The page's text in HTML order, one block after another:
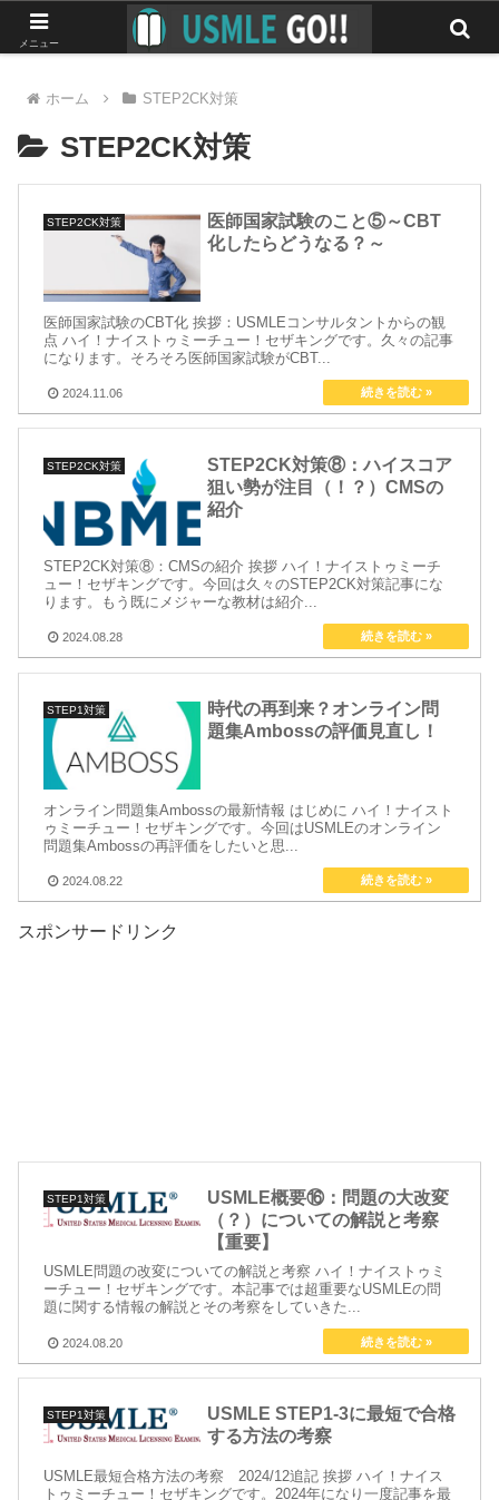
みんなで作る最強のUSMLEマニュアル
ホーム STEP2CK対策
STEP2CK対策
STEP2CK対策
医師国家試験のこと⑤～CBT
化したらどうなる？～
医師国家試験のCBT化 挨拶：USMLEコンサルタントからの観
点 ハイ！ナイストゥミーチュー！セザキングです。久々の記事
になります。そろそろ医師国家試験がCBT...
2024.11.06
STEP2CK対策
STEP2CK対策⑧：ハイスコア
狙い勢が注目（！？）CMSの
紹介
STEP2CK対策⑧：CMSの紹介 挨拶 ハイ！ナイストゥミーチ
ュー！セザキングです。今回は久々のSTEP2CK対策記事にな
ります。もう既にメジャーな教材は紹介...
2024.08.28
STEP1対策
時代の再到来？オンライン問
題集Ambossの評価見直し！
オンライン問題集Ambossの最新情報 はじめに ハイ！ナイスト
ゥミーチュー！セザキングです。今回はUSMLEのオンライン
問題集Ambossの再評価をしたいと思...
2024.08.22
スポンサードリンク
STEP1対策
USMLE概要⑯：問題の大改変
（？）についての解説と考察
【重要】
USMLE問題の改変についての解説と考察 ハイ！ナイストゥミ
ーチュー！セザキングです。本記事では超重要なUSMLEの問
題に関する情報の解説とその考察をしていきた...
2024.08.20
STEP1対策
USMLE STEP1-3に最短で合格
する方法の考察
USMLE最短合格方法の考察 2024/12追記 挨拶 ハイ！ナイス
トゥミーチュー！セザキングです。2024年になり一度記事を最
メニュー